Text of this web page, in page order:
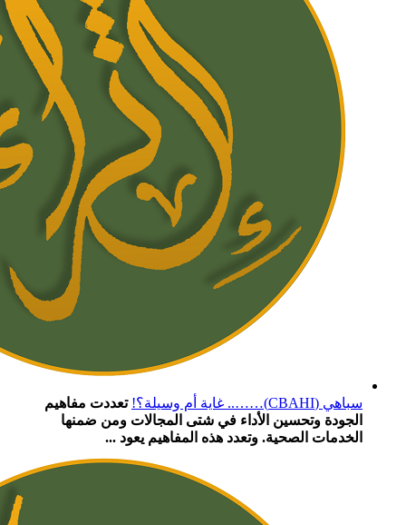
سباهي (CBAHI)…….. غاية أم وسيلة؟!
تعددت مفاهيم
الجودة وتحسين الأداء في شتى المجالات ومن ضمنها
الخدمات الصحية. وتعدد هذه المفاهيم يعود ...